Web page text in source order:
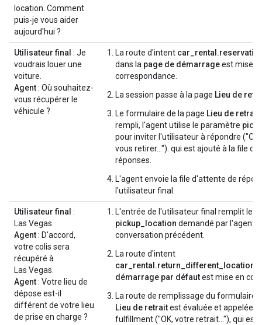
location. Comment
puis-je vous aider
aujourd'hui ?
Utilisateur final : Je
voudrais louer une
voiture.
Agent: Où souhaitez-
vous récupérer le
véhicule ?
La route d'intent
dans la page de démarrageest mise
correspondance.
La session passe à la page Lieu de
Le formulaire de la page Lieu de retrait
rempli, l'agent utilise le paramètre
pour inviter l'utilisateur à répondre
vous retirer…"). qui est ajouté à la file
réponses.
L'agent envoie la file d'attente de
l'utilisateur final.
Utilisateur final :
Las Vegas
Agent: D'accord,
votre colis sera
récupéré à
Las Vegas.
Agent: Votre lieu de
dépose est-il
différent de votre lieu
de prise en charge ?
L'entrée de l'utilisateur final remplit le
pickup_location demandé par l'agent
conversation précédent.
La route d'intent
car_rental.return_different_location
démarrage par défautest mise en
La route de remplissage du formulaire
Lieu de retraitest évaluée et appelée.
fulfillment ("OK, votre retrait…"), qui est